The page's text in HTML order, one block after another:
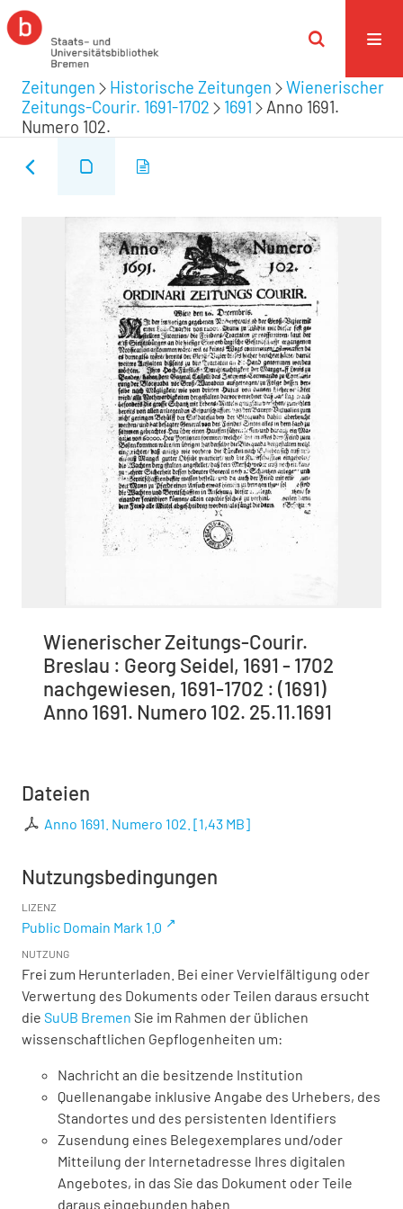
Zeitungen Historische Zeitungen
Wienerischer
Zeitungs-Courir. 1691-1702
1691
Anno 1691.
Numero 102.
Wienerischer Zeitungs-Courir.
Breslau : Georg Seidel, 1691 - 1702
nachgewiesen, 1691-1702 : (1691)
Anno 1691. Numero 102. 25.11.1691
Dateien
Anno 1691. Numero 102. [1,43 MB]
Nutzungsbedingungen
LIZENZ
Public Domain Mark 1.0
NUTZUNG
Frei zum Herunterladen. Bei einer Vervielfältigung oder
Verwertung des Dokuments oder Teilen daraus ersucht
die SuUB Bremen Sie im Rahmen der üblichen
wissenschaftlichen Gepflogenheiten um:
Nachricht an die besitzende Institution
Quellenangabe inklusive Angabe des Urhebers, des
Standortes und des persistenten Identifiers
Zusendung eines Belegexemplares und/oder
Mitteilung der Internetadresse Ihres digitalen
Angebotes, in das Sie das Dokument oder Teile
daraus eingebunden haben